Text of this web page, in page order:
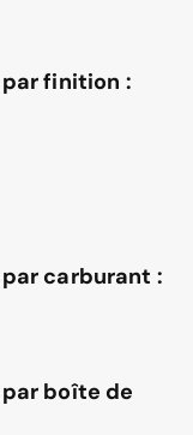
par finition :
carburant :
boîte de